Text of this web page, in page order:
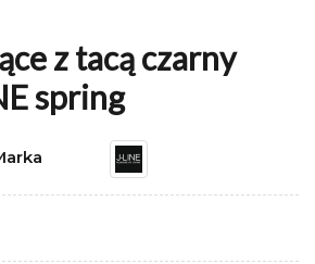
z tacą czarny
spring